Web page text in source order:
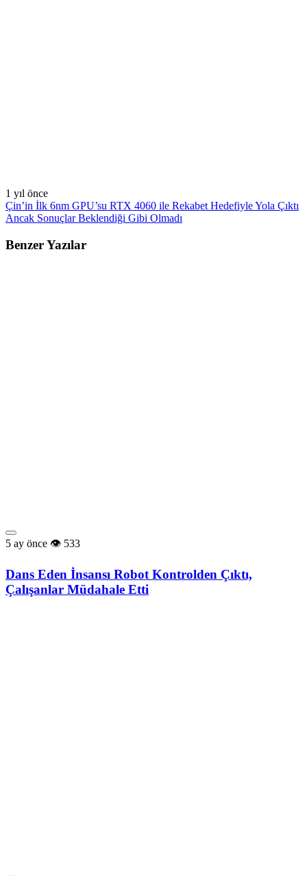
1 yıl önce
Çin’in İlk 6nm GPU’su RTX 4060 ile Rekabet Hedefiyle Yola Çıktı
Ancak Sonuçlar Beklendiği Gibi Olmadı
Benzer Yazılar
5 ay önce 533
Dans Eden İnsansı Robot Kontrolden Çıktı,
Çalışanlar Müdahale Etti